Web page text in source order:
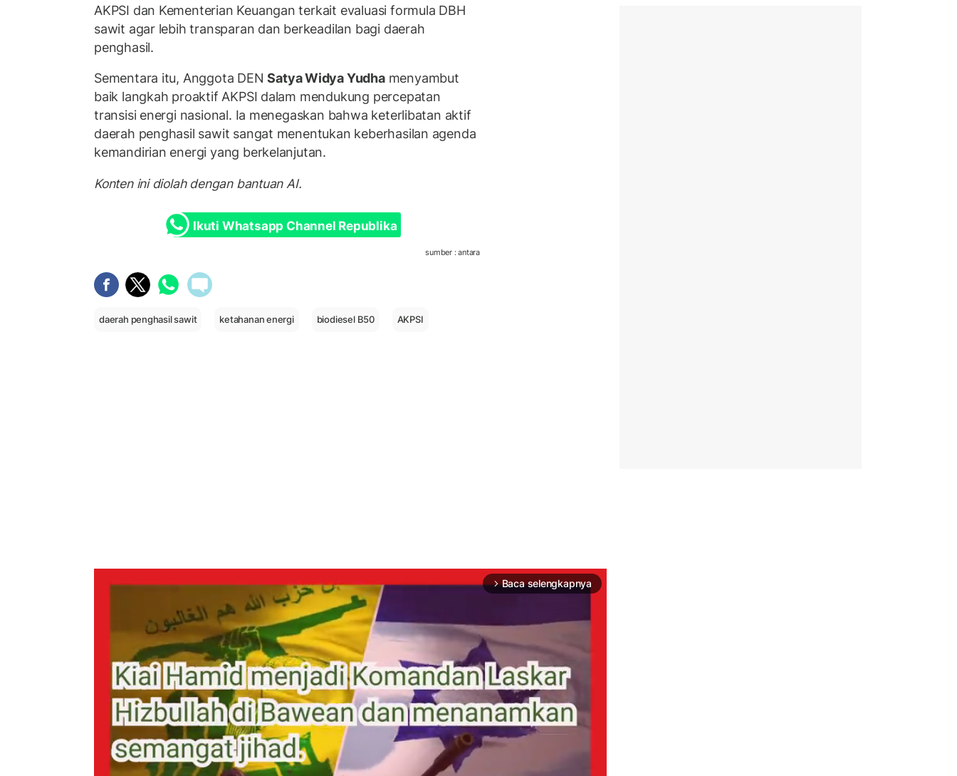
AKPSI dan Kementerian Keuangan terkait evaluasi formula DBH
sawit agar lebih transparan dan berkeadilan bagi daerah
penghasil.
Sementara itu, Anggota DENSatya Widya Yudhamenyambut
baik langkah proaktif AKPSI dalam mendukung percepatan
transisi energi nasional. Ia menegaskan bahwa keterlibatan aktif
daerah penghasil sawit sangat menentukan keberhasilan agenda
kemandirian energi yang berkelanjutan.
Konten ini diolah dengan bantuan AI.
Ikuti Whatsapp Channel Republika
sumber : antara
daerah penghasil sawit ketahanan energi biodiesel B50 AKPSI
arrow_forward_ios Baca selengkapnya